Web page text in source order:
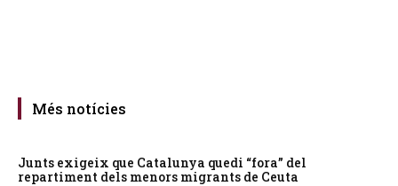
Més notícies
Junts exigeix que Catalunya quedi “fora” del
repartiment dels menors migrants de Ceuta